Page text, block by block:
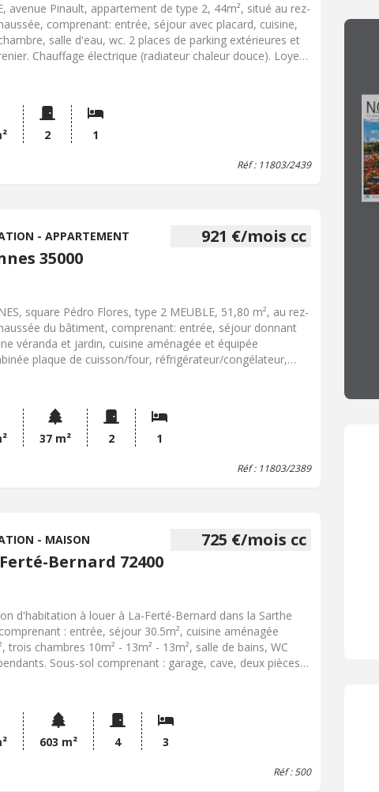
avenue Pinault, appartement de type 2, 44m², situé au rez-
comprenant: entrée, séjour avec placard, cuisine,
salle d'eau, wc. 2 places de parking extérieures et
Chauffage électrique (radiateur chaleur douce). Loyer
lieux d'entrée (honoraires charge locataire). Libre le 28 aout
2 1
Réf : 11803/2439
921 €/mois cc
- APPARTEMENT
35000
square Pédro Flores, type 2 MEUBLE, 51,80 m², au rez-
du bâtiment, comprenant: entrée, séjour donnant
véranda et jardin, cuisine aménagée et équipée
plaque de cuisson/four, réfrigérateur/congélateur,
850 euros. Charge mensuelles: 71 euros (entretien
et ordures ménagères compris). Dépôt de garantie:
euros. Frais: 676 euros TTC dont 156 euros d'état des lieux
37 m² 2 1
Réf : 11803/2389
725 €/mois cc
- MAISON
Bernard 72400
d'habitation à louer à La-Ferté-Bernard dans la Sarthe
: entrée, séjour 30.5m², cuisine aménagée
trois chambres 10m² - 13m² - 13m², salle de bains, WC
Sous-sol comprenant : garage, cave, deux pièces
700EUR Charges 25 EUR correspondant à l'enlèvement des
ménagères.
603 m² 4 3
Réf : 500